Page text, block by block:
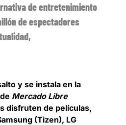
de entretenimiento
de espectadores
y se instala en la
Mercado Libre
disfruten de películas,
(Tizen), LG